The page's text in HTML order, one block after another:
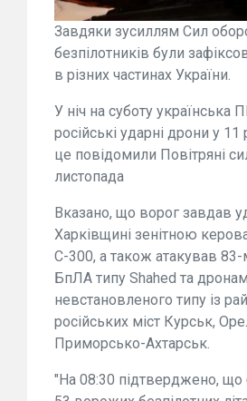
Завдяки зусиллям Сил
безпілотників були
в різних частинах України.
У ніч на суботу українська
російські ударні дрони у 11
це повідомили Повітряні
листопада
Вказано, що ворог завдав
Харківщині зенітною
С-300, а також атакував
БпЛА типу Shahed та
невстановленого типу із
російських міст Курськ,
Приморсько-Ахтарськ.
"На 08:30 підтверджено,